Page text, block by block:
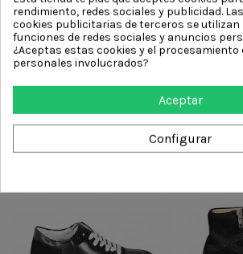
4504a567
Zapato con cordones,
cremallera y plantilla extraible
Zapato
rendimiento, redes sociales y publicidad.
cookies publicitarias de terceros se
funciones de redes sociales y anuncios
¿Aceptas estas cookies y el procesamiento
personales involucrados?
Aceptar
Configurar